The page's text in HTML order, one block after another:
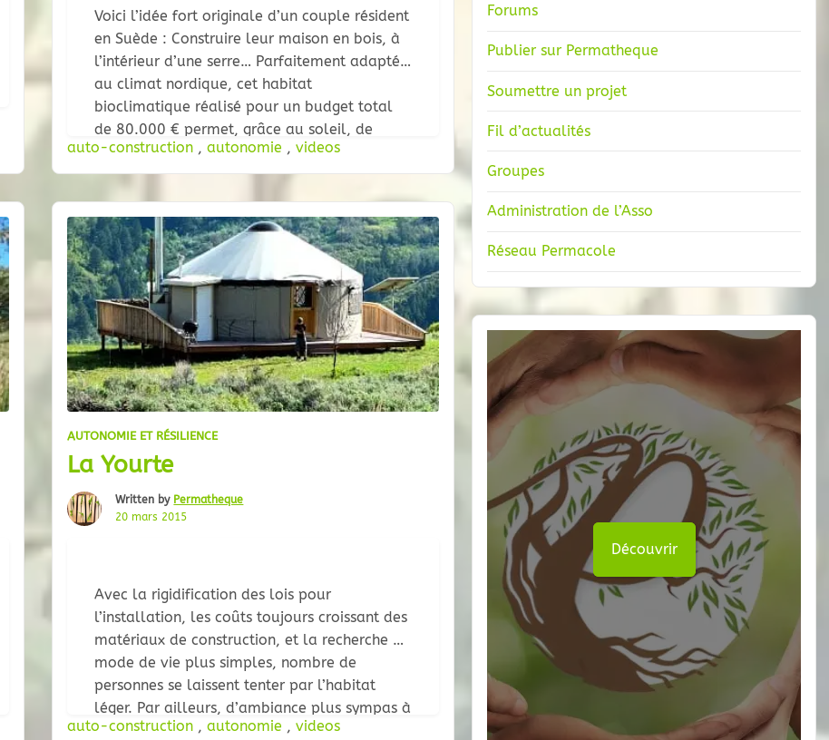
Voici l’idée fort originale d’un couple résident
en Suède : Construire leur maison en bois, à
l’intérieur d’une serre… Parfaitement adapté
au climat nordique, cet habitat
bioclimatique réalisé pour un budget total
de 80.000 € permet, grâce au soleil, de
maintenir une température minimale de 15°C
dans la partie habitable lorsque les
températures extérieures frôlent le
auto-construction , autonomie , videos
AUTONOMIE ET RÉSILIENCE
La Yourte
Written by Permatheque
20 mars 2015
Avec la rigidification des lois pour
l’installation, les coûts toujours croissant des
matériaux de construction, et la recherche de
mode de vie plus simples, nombre de
personnes se laissent tenter par l’habitat
léger. Par ailleurs, d’ambiance plus sympas à
vivre qu’une maison de parpings moderne,
auto-construction , autonomie , videos
Forums
Publier sur Permatheque
Soumettre un projet
Fil d’actualités
Groupes
Administration de l’Asso
Réseau Permacole
Découvrir